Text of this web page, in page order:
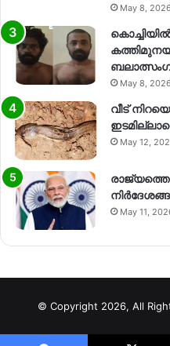
May 8, 2026
ബലാത്സംഗ​
May 8, 2026
വീട്
May 12,
May 11,
© Copyright 2026, All